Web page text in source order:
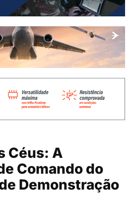
Céus: A
Comando do
Demonstração